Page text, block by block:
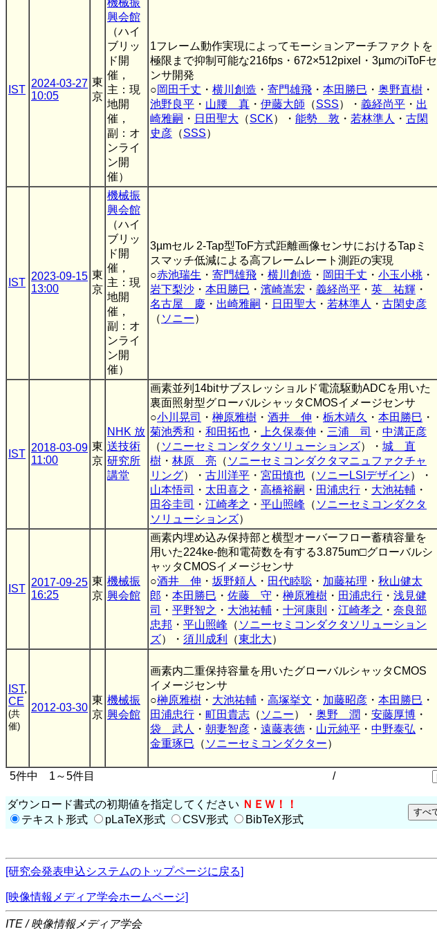
IST
2024-03-27
10:05
東
京
機械振
興会館
（ハイ
ブリッ
ド開
催，
主：現
地開
催，
副：オ
ンライ
ン開
催）
1フレーム動作実現によってモーションアーチファクトを
極限まで抑制可能な216fps・672×512pixel・3µmのiToFセ
ンサ開発
○岡田千丈 ・ 横川創造 ・ 寄門雄飛 ・ 本田勝巳 ・ 奥野直樹 ・
池野良平 ・ 山腰 真 ・ 伊藤大師 （SSS）・ 義経尚平 ・ 出
崎雅嗣 ・ 日田聖大 （SCK）・ 能勢 敦 ・ 若林準人 ・ 古閑
史彦 （SSS）
IST
2023-09-15
13:00
東
京
機械振
興会館
（ハイ
ブリッ
ド開
催，
主：現
地開
催，
副：オ
ンライ
ン開
催）
3µmセル 2-Tap型ToF方式距離画像センサにおけるTapミ
スマッチ低減による高フレームレート測距の実現
○赤池瑞生 ・ 寄門雄飛 ・ 横川創造 ・ 岡田千丈 ・ 小玉小桃 ・
岩下梨沙 ・ 本田勝巳 ・ 濱崎嵩宏 ・ 義経尚平 ・ 英 祐輝 ・
名古屋 慶 ・ 出崎雅嗣 ・ 日田聖大 ・ 若林準人 ・ 古閑史彦
（ ソニー）
IST
2018-03-09
11:00
東
京
NHK 放
送技術
研究所
講堂
画素並列14bitサブスレッショルド電流駆動ADCを用いた
裏面照射型グローバルシャッタCMOSイメージセンサ
○小川晃司 ・ 榊原雅樹 ・ 酒井 伸 ・ 栃木靖久 ・ 本田勝巳 ・
菊池秀和 ・ 和田拓也 ・ 上久保泰伸 ・ 三浦 司 ・ 中溝正彦
（ ソニーセミコンダクタソリューションズ）・ 城 直
樹 ・ 林原 亮 （ ソニーセミコンダクタマニュファクチャ
リング）・ 古川洋平 ・ 宮田慎也 （ ソニーLSIデザイン）・
山本悟司
・ 太田喜之 ・ 高橋裕嗣 ・ 田浦忠行 ・ 大池祐輔 ・
田谷圭司
・ 江崎孝之 ・ 平山照峰 （ ソニーセミコンダクタ
ソリューションズ）
IST
2017-09-25
16:25
東
京
機械振
興会館
画素内埋め込み保持部と横型オーバーフロー蓄積容量を
用いた224ke-飽和電荷数を有する3.875um□グローバルシ
ャッタCMOSイメージセンサ
○酒井 伸 ・ 坂野頼人 ・ 田代睦聡 ・ 加藤祐理 ・ 秋山健太
郎 ・ 本田勝巳 ・ 佐藤 守 ・ 榊原雅樹 ・ 田浦忠行 ・ 浅見健
司
・ 平野智之 ・ 大池祐輔 ・ 十河康則 ・ 江崎孝之 ・ 奈良部
忠邦 ・ 平山照峰 （ ソニーセミコンダクタソリューション
ズ）・ 須川成利 （東北大）
IST,
CE
(共
催)
2012-03-30
東
京
機械振
興会館
画素内二重保持容量を用いたグローバルシャッタCMOS
イメージセンサ
○榊原雅樹 ・ 大池祐輔 ・ 高塚挙文 ・ 加藤昭彦 ・ 本田勝巳 ・
田浦忠行 ・ 町田貴志 （ ソニー）・ 奥野 潤 ・ 安藤厚博 ・
袋 武人
・ 朝妻智彦 ・ 遠藤表徳 ・ 山元純平 ・ 中野泰弘 ・
金重琢巳 （ ソニーセミコンダクター）
5件中 1～5件目
/
ダウンロード書式の初期値を指定してください ＮＥＷ！！
テキスト形式
pLaTeX形式 CSV形式 BibTeX形式
[研究会発表申込システムのトップページに戻る]
[映像情報メディア学会ホームページ]
ITE / 映像情報メディア学会